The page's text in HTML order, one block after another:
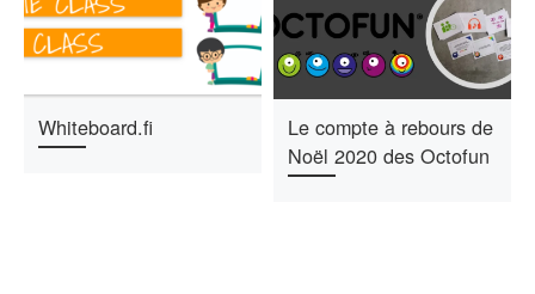
Whiteboard.fi
Le compte à rebours de
Noël 2020 des Octofun